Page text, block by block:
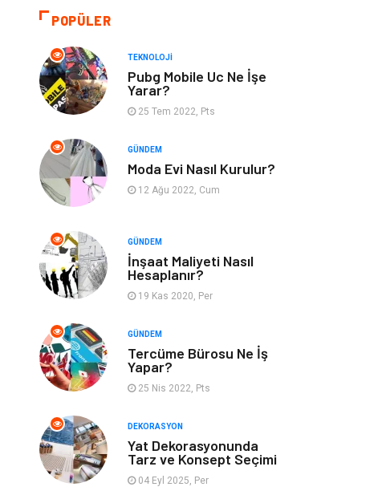
Alışveriş
Maden ve Metal
Güzellik & Bakım Tatil
Otomotiv
Aksesuar Eğitim Kurumları
Hizmet
Mobilya Pazarlama
Nakliyat Plastik
Hediyelik Eşya Eğlence
Alüminyum Bilişim
Kültür Sanat
Endüstriyel
POPÜLER
TEKNOLOJI
Pubg Mobile Uc Ne İşe
Yarar?
25 Tem 2022, Pts
GÜNDEM
Moda Evi Nasıl Kurulur?
12 Ağu 2022, Cum
GÜNDEM
İnşaat Maliyeti Nasıl
Hesaplanır?
19 Kas 2020, Per
GÜNDEM
Tercüme Bürosu Ne İş
Yapar?
25 Nis 2022, Pts
DEKORASYON
Yat Dekorasyonunda
Tarz ve Konsept Seçimi
04 Eyl 2025, Per